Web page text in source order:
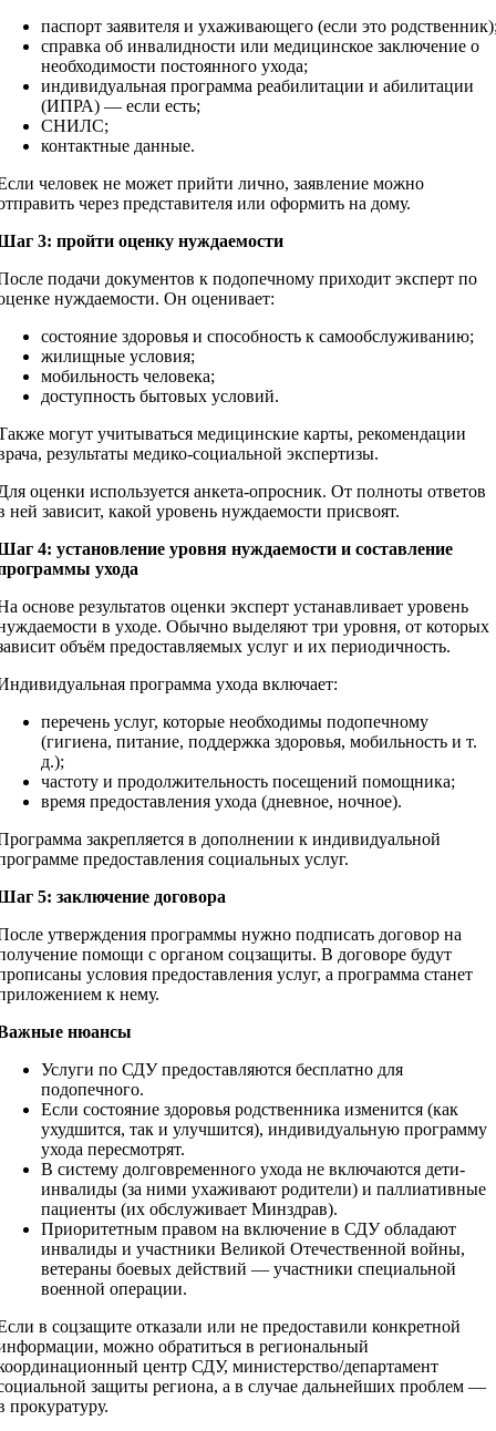
паспорт заявителя и ухаживающего (если это
справка об инвалидности или медицинское заключение о
необходимости постоянного ухода;
индивидуальная программа реабилитации и абилитации
(ИПРА) — если есть;
СНИЛС;
контактные данные.
человек не может прийти лично, заявление можно
через представителя или оформить на дому.
3: пройти оценку нуждаемости
подачи документов к подопечному приходит эксперт по
нуждаемости. Он оценивает:
состояние здоровья и способность к самообслуживанию;
жилищные условия;
мобильность человека;
доступность бытовых условий.
могут учитываться медицинские карты, рекомендации
результаты медико-социальной экспертизы.
оценки используется анкета-опросник. От полноты ответов
ней зависит, какой уровень нуждаемости присвоят.
4: установление уровня нуждаемости и составление
ухода
основе результатов оценки эксперт устанавливает уровень
в уходе. Обычно выделяют три уровня, от которых
объём предоставляемых услуг и их периодичность.
программа ухода включает:
перечень услуг, которые необходимы подопечному
(гигиена, питание, поддержка здоровья, мобильность и т.
д.);
частоту и продолжительность посещений помощника;
время предоставления ухода (дневное, ночное).
закрепляется в дополнении к индивидуальной
предоставления социальных услуг.
5: заключение договора
утверждения программы нужно подписать договор на
помощи с органом соцзащиты. В договоре будут
условия предоставления услуг, а программа станет
к нему.
нюансы
Услуги по СДУ предоставляются бесплатно для
подопечного.
Если состояние здоровья родственника изменится (как
ухудшится, так и улучшится), индивидуальную программу
ухода пересмотрят.
В систему долговременного ухода не включаются дети-
инвалиды (за ними ухаживают родители) и паллиативные
пациенты (их обслуживает Минздрав).
Приоритетным правом на включение в СДУ обладают
инвалиды и участники Великой Отечественной войны,
ветераны боевых действий — участники специальной
военной операции.
в соцзащите отказали или не предоставили конкретной
можно обратиться в региональный
центр СДУ, министерство/департамент
защиты региона, а в случае дальнейших проблем —
прокуратуру.